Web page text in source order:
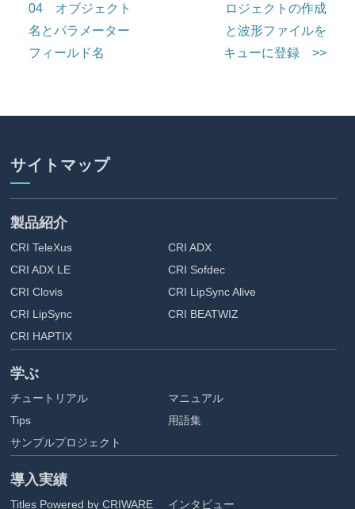
04 オブジェクト
名とパラメーター
フィールド名
ロジェクトの作成
と波形ファイルを
キューに登録 >>
サイトマップ
製品紹介
CRI TeleXus
CRI ADX
CRI ADX LE
CRI Sofdec
CRI Clovis
CRI LipSync Alive
CRI LipSync
CRI BEATWIZ
CRI HAPTIX
学ぶ
チュートリアル
マニュアル
Tips
用語集
サンプルプロジェクト
導入実績
Titles Powered by CRIWARE インタビュー